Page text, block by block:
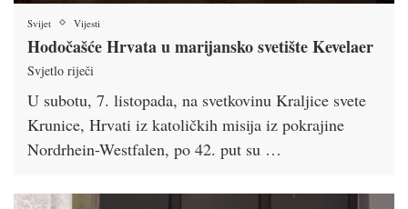
Svijet Vijesti
Hodočašće Hrvata u marijansko svetište Kevelaer
Svjetlo riječi
U subotu, 7. listopada, na svetkovinu Kraljice svete
Krunice, Hrvati iz katoličkih misija iz pokrajine
Nordrhein-Westfalen, po 42. put su …